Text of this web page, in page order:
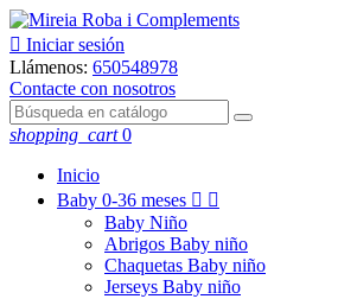
 Iniciar sesión
Llámenos: 650548978
Contacte con nosotros
shopping_cart 0
Inicio
Baby 0-36 meses  
Baby Niño
Abrigos Baby niño
Chaquetas Baby niño
Jerseys Baby niño